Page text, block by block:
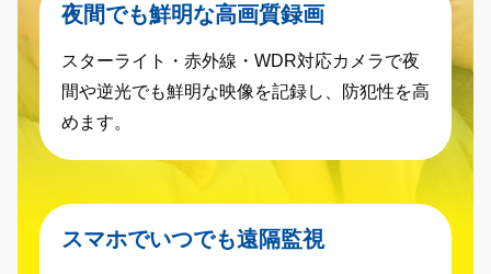
夜間でも鮮明な高画質録画
スターライト・赤外線・WDR対応カメラで夜
間や逆光でも鮮明な映像を記録し、防犯性を高
めます。
スマホでいつでも遠隔監視